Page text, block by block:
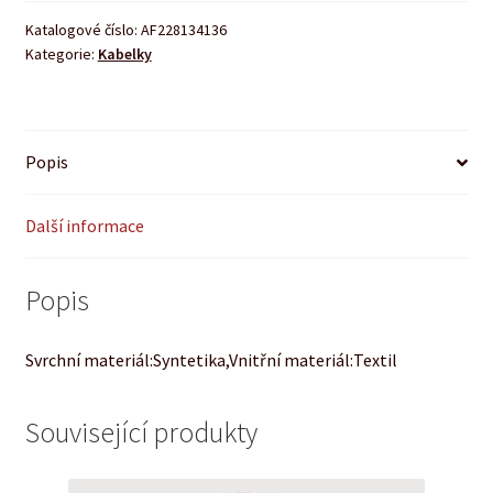
Katalogové číslo: AF228134136
Kategorie: Kabelky
Popis
Další informace
Popis
Svrchní materiál:Syntetika,Vnitřní materiál:Textil
Související produkty